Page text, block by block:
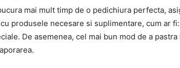
mai mult timp de o pedichiura perfecta,
produsele necesare si suplimentare, cum ar
De asemenea, cel mai bun mod de a